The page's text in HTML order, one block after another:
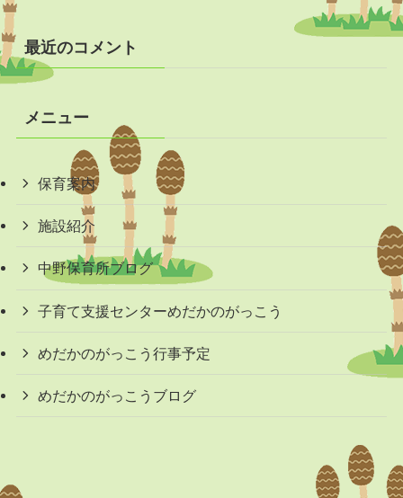
最近のコメント
メニュー
保育案内
施設紹介
中野保育所ブログ
子育て支援センターめだかのがっこう
めだかのがっこう行事予定
めだかのがっこうブログ